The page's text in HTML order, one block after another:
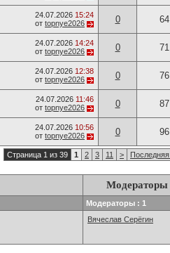
24.07.2026 15:24
от topnye2026 0 64
24.07.2026 14:24
от topnye2026 0 71
24.07.2026 12:38
от topnye2026 0 76
24.07.2026 11:46
от topnye2026 0 87
24.07.2026 10:56
от topnye2026 0 96
Страница 1 из 39 1 2 3 11 > Последняя
Модераторы
Модераторы : 1
Вячеслав Серёгин